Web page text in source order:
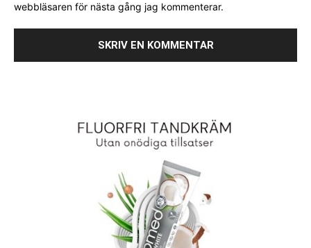
webbläsaren för nästa gång jag kommenterar.